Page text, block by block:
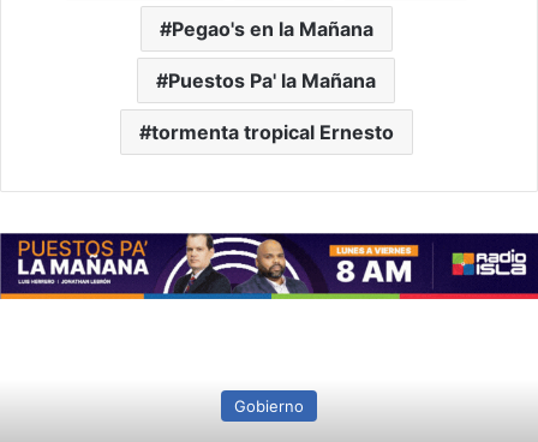
Pegao's en la Mañana
Puestos Pa' la Mañana
tormenta tropical Ernesto
Gobierno